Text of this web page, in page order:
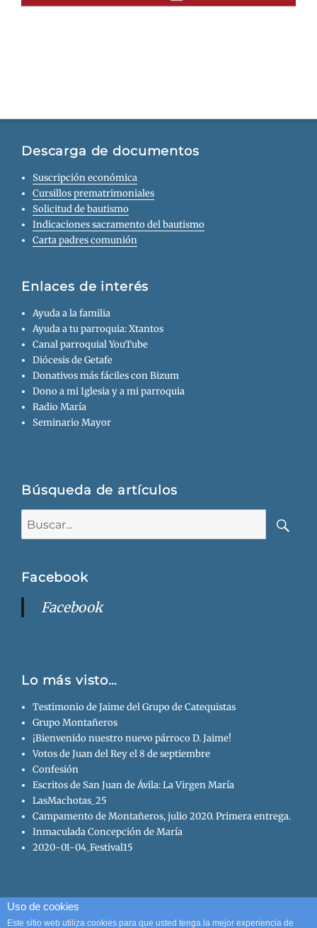
Descarga de documentos
Suscripción económica
Cursillos prematrimoniales
Solicitud de bautismo
Indicaciones sacramento del bautismo
Carta padres comunión
Enlaces de interés
Ayuda a la familia
Ayuda a tu parroquia: Xtantos
Canal parroquial YouTube
Diócesis de Getafe
Donativos más fáciles con Bizum
Dono a mi Iglesia y a mi parroquia
Radio María
Seminario Mayor
Búsqueda de artículos
Facebook
Facebook
Lo más visto…
Testimonio de Jaime del Grupo de Catequistas
Grupo Montañeros
¡Bienvenido nuestro nuevo párroco D. Jaime!
Votos de Juan del Rey el 8 de septiembre
Confesión
Escritos de San Juan de Ávila: La Virgen María
LasMachotas_25
Campamento de Montañeros, julio 2020. Primera entrega.
Inmaculada Concepción de María
2020-01-04_Festival15
Copyright © 2026Parroquia San Juan de Ávila. All Rights
Uso de cookies
Este sitio web utiliza cookies para que usted tenga la mejor experiencia de